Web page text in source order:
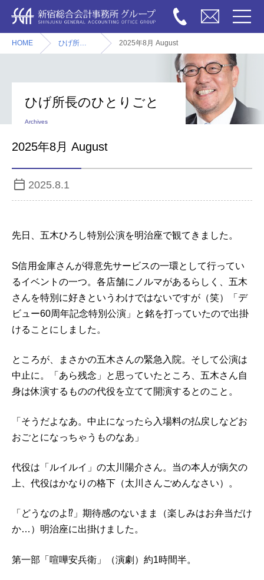
HOME ひげ所長のひとりごと 2025年8月 August
ひげ所長のひとりごと
Archives
2025年8月 August
2025.8.1
先日、五木ひろし特別公演を明治座で観てきました。
S信用金庫さんが得意先サービスの一環として行ってい
るイベントの一つ。各店舗にノルマがあるらしく、五木
さんを特別に好きというわけではないですが（笑）「デ
ビュー60周年記念特別公演」と銘を打っていたので出掛
けることにしました。
ところが、まさかの五木さんの緊急入院。そして公演は
中止に。「あら残念」と思っていたところ、五木さん自
身は休演するものの代役を立てて開演するとのこと。
「そうだよなあ。中止になったら入場料の払戻しなどお
おごとになっちゃうものなあ」
代役は「ルイルイ」の太川陽介さん。当の本人が病欠の
上、代役はかなりの格下（太川さんごめんなさい）。
「どうなのよ⁉」期待感のないまま（楽しみはお弁当だけ
か…）明治座に出掛けました。
第一部「喧嘩安兵衛」（演劇）約1時間半。